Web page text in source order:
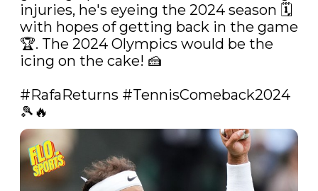
injuries, he's eyeing the 2024 season 🗓️
with hopes of getting back in the game
🏆. The 2024 Olympics would be the
icing on the cake! 🍰
#RafaReturns #TennisComeback2024
🎾🔥